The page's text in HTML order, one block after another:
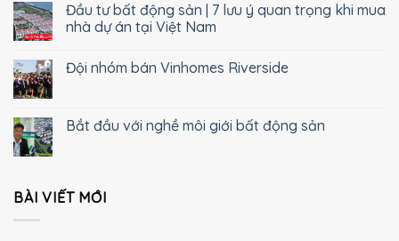
Đầu tư bất động sản | 7 lưu ý quan trọng khi mua
nhà dự án tại Việt Nam
Đội nhóm bán Vinhomes Riverside
Bắt đầu với nghề môi giới bất động sản
BÀI VIẾT MỚI